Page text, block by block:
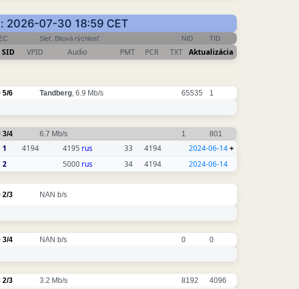
2026-07-30 18:59 CET
Sieť, Bitová rýchlosť NID TID
SID VPID Audio PMT PCR TXT Aktualizácia
5/6 Tandberg, 6.9 Mb/s 65535 1
3/4 6.7 Mb/s 1 801
1 4194 4195 rus 33 4194 2024-06-14+
2 5000 rus 34 4194 2024-06-14
2/3 NAN b/s
3/4 NAN b/s 0 0
2/3 3.2 Mb/s 8192 4096